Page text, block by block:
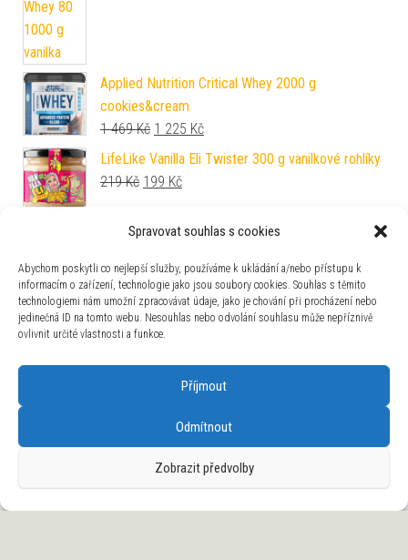
Spravovat souhlas s cookies
Abychom poskytli co nejlepší služby, používáme k ukládání a/nebo přístupu k
informacím o zařízení, technologie jako jsou soubory cookies. Souhlas s těmito
technologiemi nám umožní zpracovávat údaje, jako je chování při procházení nebo
jedinečná ID na tomto webu. Nesouhlas nebo odvolání souhlasu může nepříznivě
ovlivnit určité vlastnosti a funkce.
Příjmout
Odmítnout
Zobrazit předvolby
Applied Nutrition Critical Whey 2000 g
cookies&cream
1 469Kč Původní cena byla: 1 469 Kč.
1 225 KčAktuální cena je: 1 225 Kč.
LifeLike Vanilla Eli Twister 300 g vanilkové rohlíky
219Kč Původní cena byla: 219 Kč.
199 KčAktuální cena je: 199 Kč.
Power System Rukavice Fitness PS 2300 1 pár -
272KčPůvodní cena byla: 272 Kč.
219Kč Aktuální cena je: 219 Kč.
BioTech USA BCAA Zero 360 g broskvový čaj
Původní cena byla: 699 Kč.
KčAktuální cena je: 648 Kč.
Nutrend Sportovní láhev One Brand, All Sports
600 ml černá
109KčPůvodní cena byla: 109 Kč.
80KčAktuální cena je: 80 Kč.